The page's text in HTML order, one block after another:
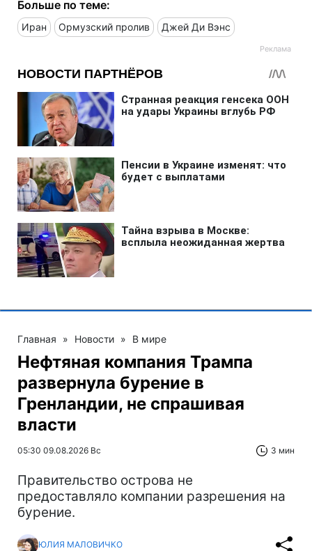
Больше по теме:
Иран Ормузский пролив Джей Ди Вэнс
Главная » Новости » В мире
Нефтяная компания Трампа
развернула бурение в
Гренландии, не спрашивая
власти
05:30 09.08.2026 Вс 3 мин
Правительство острова не
предоставляло компании разрешения на
бурение.
ЮЛИЯ МАЛОВИЧКО